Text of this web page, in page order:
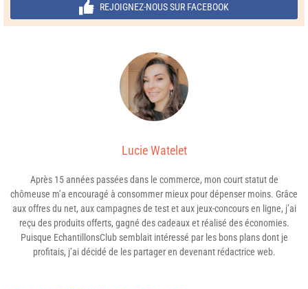
REJOIGNEZ-NOUS SUR FACEBOOK
Lucie Watelet
Après 15 années passées dans le commerce, mon court statut de
chômeuse m’a encouragé à consommer mieux pour dépenser moins. Grâce
aux offres du net, aux campagnes de test et aux jeux-concours en ligne, j’ai
reçu des produits offerts, gagné des cadeaux et réalisé des économies.
Puisque EchantillonsClub semblait intéressé par les bons plans dont je
profitais, j’ai décidé de les partager en devenant rédactrice web.